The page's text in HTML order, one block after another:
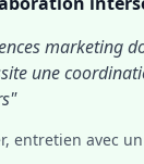
marketing
une
"
entretien avec